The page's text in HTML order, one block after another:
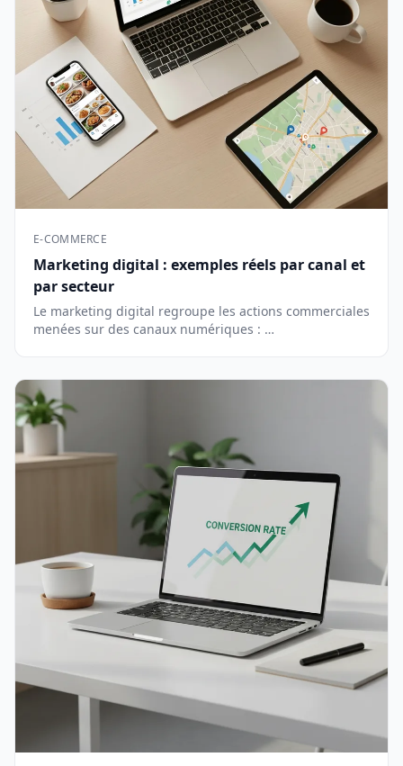
E-COMMERCE
Marketing digital : exemples réels par canal et
par secteur
Le marketing digital regroupe les actions commerciales
menées sur des canaux numériques : …